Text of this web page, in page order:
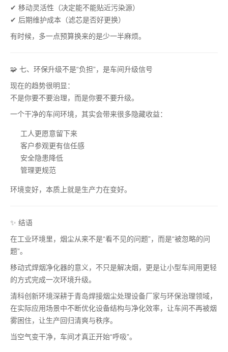
✔ 移动灵活性（决定能不能贴近污染源）
✔ 后期维护成本（滤芯是否好更换）
有时候，多一点预算换来的是少一半麻烦。
🧩 七、环保升级不是“负担”，是车间升级信号
现在的趋势很明显：
不是你要不要治理，而是你要不要升级。
一个干净的车间环境，其实会带来很多隐藏收益：
工人更愿意留下来
客户参观更有信任感
安全隐患降低
管理更规范
环境变好，本质上就是生产力在变好。
✨ 结语
在工业环境里，烟尘从来不是“看不见的问题”，而是“被忽略的问
题”。
移动式焊烟净化器的意义，不只是解决烟，更是让小型车间用更轻
的方式完成一次环境升级。
清科创新环境深耕于青岛焊接烟尘处理设备厂家与环保治理领域，
在实际应用场景中不断优化设备结构与净化效率，让车间不再被烟
雾困住，让生产回归清爽与秩序。
当空气变干净，车间才真正开始“呼吸”。